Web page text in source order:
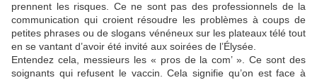
prennent les risques. Ce ne sont pas des professionnels de la
communication qui croient résoudre les problèmes à coups de
petites phrases ou de slogans vénéneux sur les plateaux télé tout
en se vantant d’avoir été invité aux soirées de l’Élysée.
Entendez cela, messieurs les « pros de la com’ ». Ce sont des
soignants qui refusent le vaccin. Cela signifie qu’on est face à